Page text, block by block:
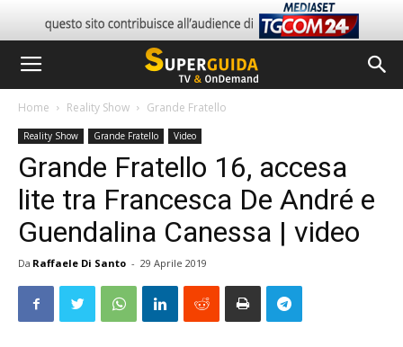
Home Reality Show Grande Fratello
Reality Show Grande Fratello Video
Grande Fratello 16, accesa
lite tra Francesca De André e
Guendalina Canessa | video
Da Raffaele Di Santo - 29 Aprile 2019